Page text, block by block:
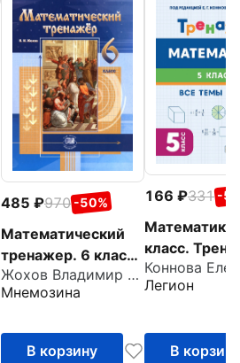
485 970 -50%
Математический
тренажер. 6 класс.
Пособие для
учителей и
Жохов Владимир Иванович
Мнемозина
В корзину
166 331 -
класс.
Все темы
Легион
В корзину